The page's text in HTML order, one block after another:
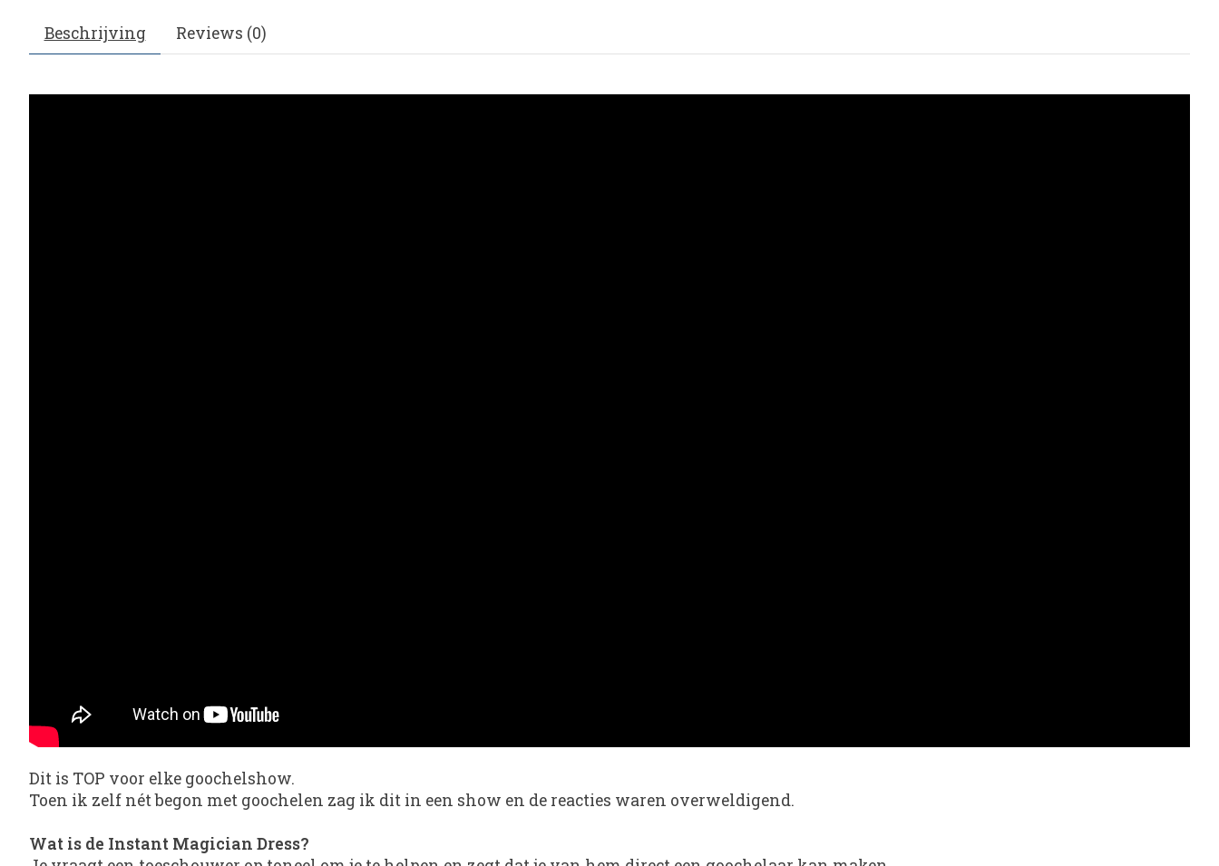
Beschrijving Reviews (0)
Dit is TOP voor elke goochelshow.
Toen ik zelf nét begon met goochelen zag ik dit in een show en de reacties waren overweldigend.
Wat is de Instant Magician Dress?